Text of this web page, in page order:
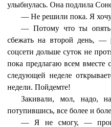
улыбнулась. Она подлила
— Не решили пока. Я
— Потому что ты опять
сбежать на второй день,
соцсети дольше суток не
пока предлагаю всем вместе
следующей неделе
недели. Пойдемте!
Закивали, мол, надо,
потупившись, все более и
— Я не смогу, —